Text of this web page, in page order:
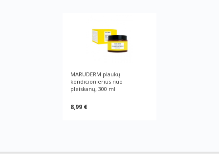
MARUDERM plaukų
kondicionierius nuo
pleiskanų, 300 ml
8,99 €